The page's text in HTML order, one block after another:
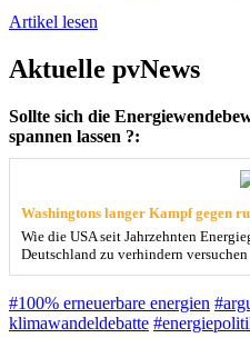
Artikel lesen
Aktuelle pvNews
Sollte sich die
spannen lassen ?:
Washingtons langer Kampf gegen
Wie die USA seit Jahrzehnten
Deutschland zu verhindern versuchen
#100% erneuerbare energien
klimawandeldebatte